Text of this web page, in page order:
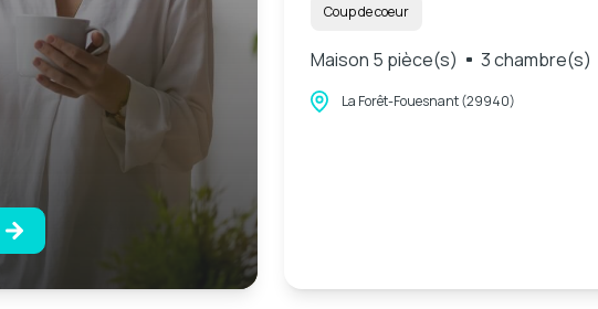
Coup de coeur
Maison 5 pièce(s) 3 chambre(s)
La Forêt-Fouesnant (29940)